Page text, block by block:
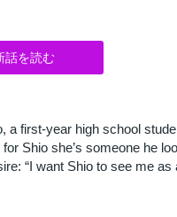
話を読む
first-year high school
Shio she’s someone he
“I want Shio to see me as